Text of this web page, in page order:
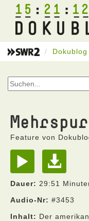
15 21 12
Dokublog
Feature von
Dauer: 29:51
Audio-Nr: #3453
Inhalt: Der